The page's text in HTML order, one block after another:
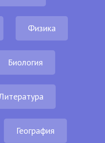
Физика
Биология
География